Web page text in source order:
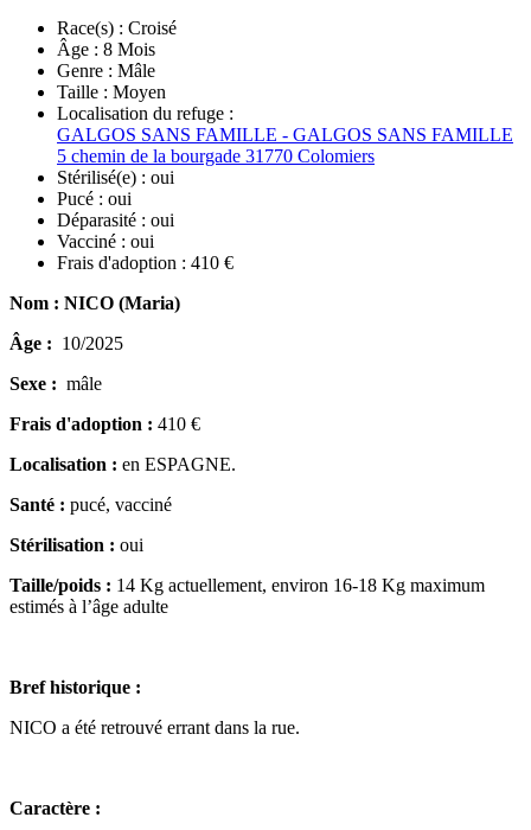
Race(s) : Croisé
Âge : 8 Mois
Genre : Mâle
Taille : Moyen
Localisation du refuge :
GALGOS SANS FAMILLE - GALGOS SANS FAMILLE
5 chemin de la bourgade 31770 Colomiers
Stérilisé(e) : oui
Pucé : oui
Déparasité : oui
Vacciné : oui
Frais d'adoption : 410 €
Nom : NICO (Maria)
Âge : 10/2025
Sexe : mâle
Frais d'adoption : 410 €
Localisation : en ESPAGNE.
Santé : pucé, vacciné
Stérilisation : oui
Taille/poids : 14 Kg actuellement, environ 16-18 Kg maximum
estimés à l’âge adulte
Bref historique :
NICO a été retrouvé errant dans la rue.
Caractère :